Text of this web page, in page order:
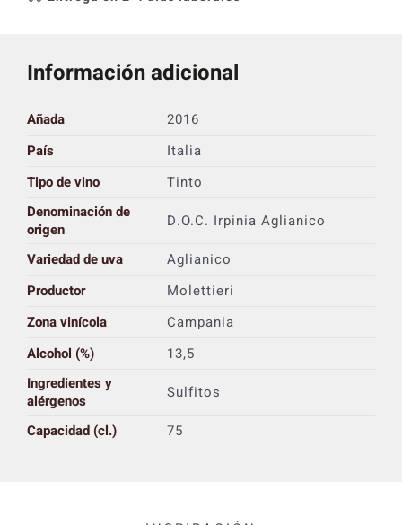
Información adicional
Añada
2016
País
Italia
Tipo de vino
Tinto
Denominación de
origen
D.O.C. Irpinia Aglianico
Variedad de uva
Aglianico
Productor
Molettieri
Zona vinícola
Campania
Alcohol (%)
13,5
Ingredientes y
alérgenos
Sulfitos
Capacidad (cl.)
75